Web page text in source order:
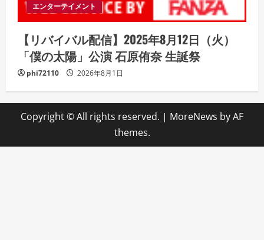
エンターテイメント
【リバイバル配信】2025年8月12日（火）
「僕の太陽」公演 石原侑奈 生誕祭
phi72110 2026年8月1日
Copyright © All rights reserved. | MoreNews by AF
themes.